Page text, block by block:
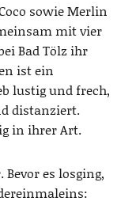
sowie Merlin
mit vier
Bad Tölz ihr
ist ein
lustig und frech,
distanziert.
in ihrer Art.
es losging,